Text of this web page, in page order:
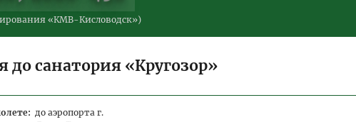
«КМВ-Кисловодск»)
до санатория «Кругозор»
до аэропорта г.